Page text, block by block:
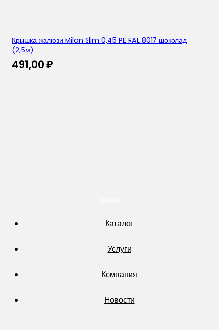
Крышка жалюзи Milan Slim 0,45 PE RAL 8017 шоколад
(2,5м)
491,00 ₽
Каталог
Услуги
Компания
Новости